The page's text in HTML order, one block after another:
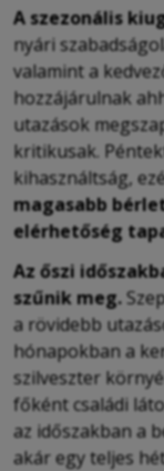
A szezonális
nyári
valamint a
hozzájárulnak
utazások
kritikusak.
kihasználtság,
magasabb
elérhetőség
Az őszi
szűnik meg.
a rövidebb
hónapokban a
szilveszter
főként családi
az időszakban a
akár egy teljes